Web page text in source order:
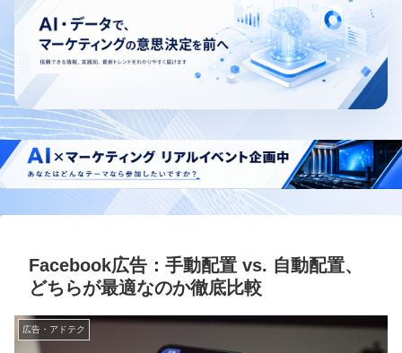
Facebook広告：手動配置 vs. 自動配置、
どちらが最適なのか徹底比較
広告・アドテク